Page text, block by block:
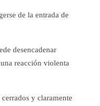
de la entrada de
desencadenar
reacción violenta
y claramente